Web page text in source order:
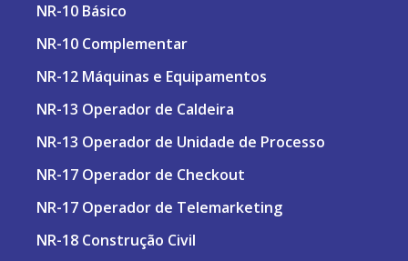
NR-10 Básico
NR-10 Complementar
NR-12 Máquinas e Equipamentos
NR-13 Operador de Caldeira
NR-13 Operador de Unidade de Processo
NR-17 Operador de Checkout
NR-17 Operador de Telemarketing
NR-18 Construção Civil